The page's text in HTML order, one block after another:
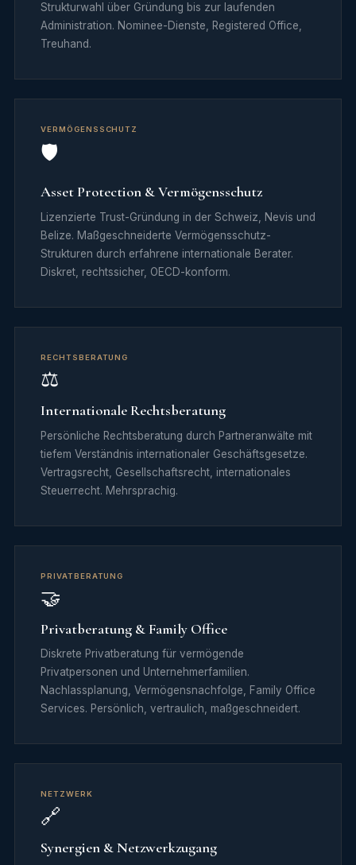
Strukturwahl über Gründung bis zur laufenden
Administration. Nominee-Dienste, Registered Office,
Treuhand.
VERMÖGENSSCHUTZ
🛡️
Asset Protection & Vermögensschutz
Lizenzierte Trust-Gründung in der Schweiz, Nevis und
Belize. Maßgeschneiderte Vermögensschutz-
Strukturen durch erfahrene internationale Berater.
Diskret, rechtssicher, OECD-konform.
RECHTSBERATUNG
⚖️
Internationale Rechtsberatung
Persönliche Rechtsberatung durch Partneranwälte mit
tiefem Verständnis internationaler Geschäftsgesetze.
Vertragsrecht, Gesellschaftsrecht, internationales
Steuerrecht. Mehrsprachig.
PRIVATBERATUNG
🤝
Privatberatung & Family Office
Diskrete Privatberatung für vermögende
Privatpersonen und Unternehmerfamilien.
Nachlassplanung, Vermögensnachfolge, Family Office
Services. Persönlich, vertraulich, maßgeschneidert.
NETZWERK
🔗
Synergien & Netzwerkzugang